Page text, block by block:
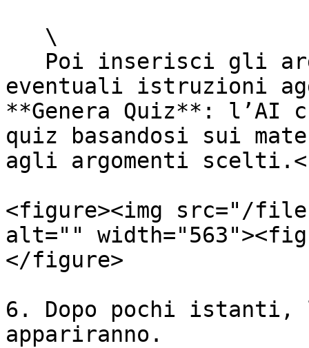
eventuali istruzioni
**Genera Quiz**: l’AI
quiz basandosi sui
agli argomenti
<figure><img src="/files/
alt=""
</figure>
6. Dopo pochi istanti,
appariranno.